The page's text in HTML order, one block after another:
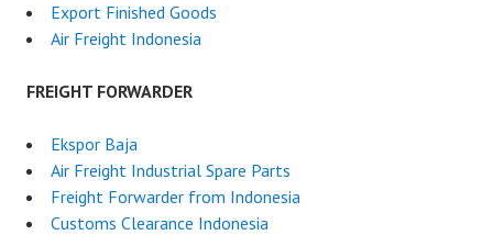
Export Finished Goods
Air Freight Indonesia
FREIGHT FORWARDER
Ekspor Baja
Air Freight Industrial Spare Parts
Freight Forwarder from Indonesia
Customs Clearance Indonesia